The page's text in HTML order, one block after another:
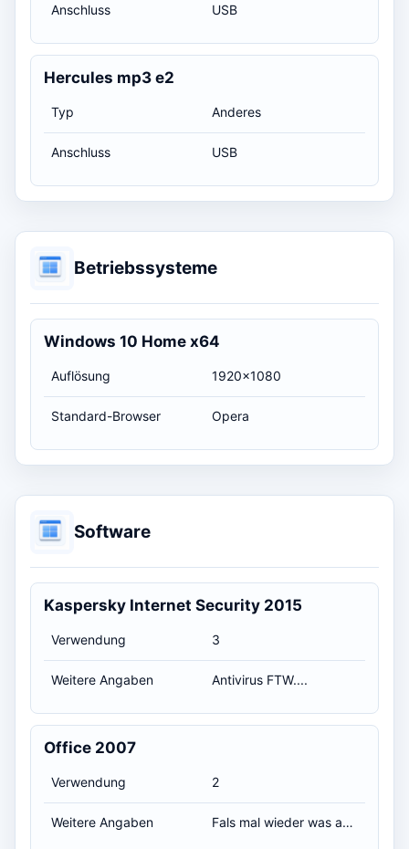
Anschluss USB
Hercules mp3 e2
Typ Anderes
Anschluss USB
Betriebssysteme
Windows 10 Home x64
Auflösung 1920x1080
Standard-Browser Opera
Software
Kaspersky Internet Security 2015
Verwendung 3
Weitere Angaben Antivirus FTW....
Office 2007
Verwendung 2
Weitere Angaben Fals mal wieder was ansteht zu schreiben :P